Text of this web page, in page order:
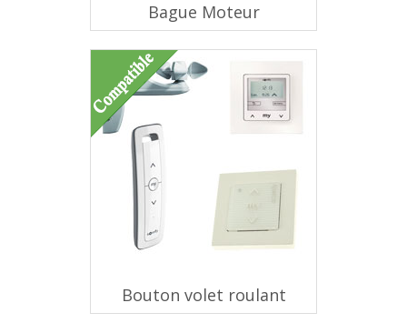
Bague Moteur
Bouton volet roulant